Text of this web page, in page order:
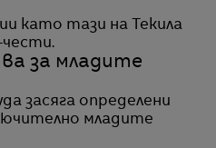
като тази на Текила
чести.
за младите
засяга определени
младите